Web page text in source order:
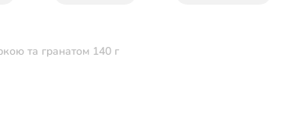
та гранатом 140 г